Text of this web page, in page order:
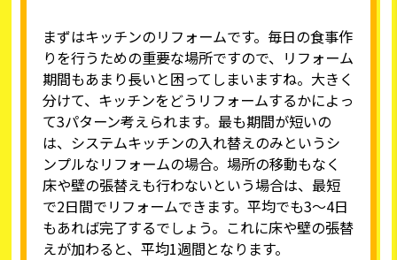
まずはキッチンのリフォームです。毎日の食事作
りを行うための重要な場所ですので、リフォーム
期間もあまり長いと困ってしまいますね。大きく
分けて、キッチンをどうリフォームするかによっ
て3パターン考えられます。最も期間が短いの
は、システムキッチンの入れ替えのみというシ
ンプルなリフォームの場合。場所の移動もなく
床や壁の張替えも行わないという場合は、最短
で2日間でリフォームできます。平均でも3～4日
もあれば完了するでしょう。これに床や壁の張替
えが加わると、平均1週間となります。